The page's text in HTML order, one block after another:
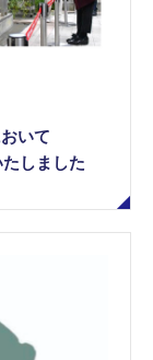
いて
しました